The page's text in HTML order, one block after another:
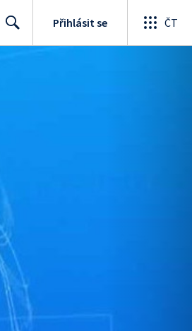
Přihlásit se ČT